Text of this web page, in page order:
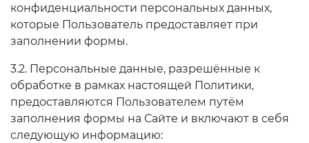
конфиденциальности персональных данных,
которые Пользователь предоставляет при
заполнении формы.
3.2. Персональные данные, разрешённые к
обработке в рамках настоящей Политики,
предоставляются Пользователем путём
заполнения формы на Сайте и включают в себя
следующую информацию: